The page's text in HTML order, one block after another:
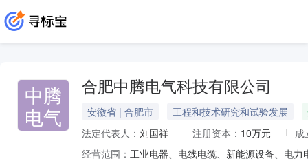
中腾
电气
合肥中腾电气科技有限公司
安徽省 | 合肥市 工程和技术研究和试验发展
法定代表人： 刘国祥 注册资本： 10万元
成
经营范围：